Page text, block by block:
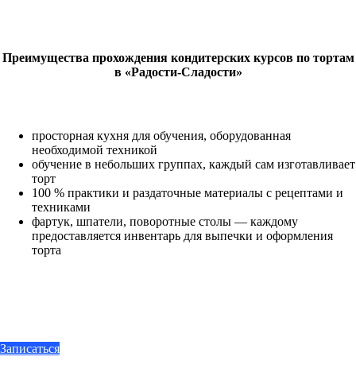
Преимущества прохождения кондитерских курсов по тортам
в «Радости-Сладости»
просторная кухня для обучения, оборудованная
необходимой техникой
обучение в небольших группах, каждый сам изготавливает
торт
100 % практики и раздаточные материалы с рецептами и
техниками
фартук, шпатели, поворотные столы — каждому
предоставляется инвентарь для выпечки и оформления
торта
Записаться